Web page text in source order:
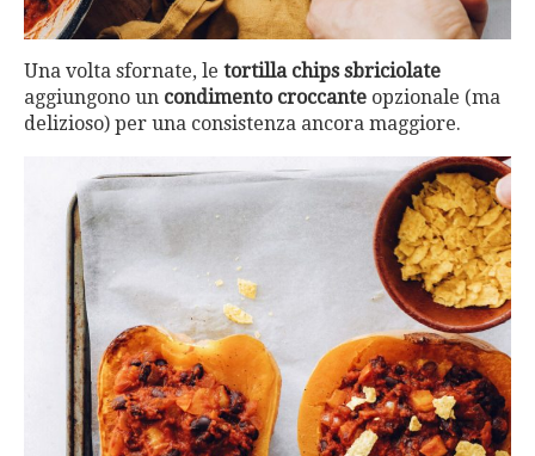
Una volta sfornate, le tortilla chips sbriciolate
aggiungono un condimento croccante opzionale (ma
delizioso) per una consistenza ancora maggiore.